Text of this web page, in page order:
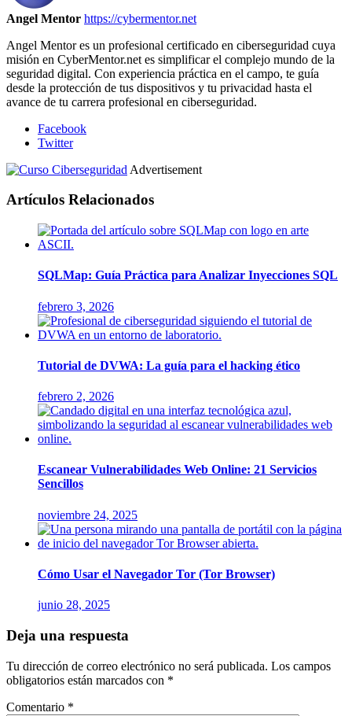
Angel Mentor https://cybermentor.net
Angel Mentor es un profesional certificado en ciberseguridad cuya
misión en CyberMentor.net es simplificar el complejo mundo de la
seguridad digital. Con experiencia práctica en el campo, te guía
desde la protección de tus dispositivos y tu privacidad hasta el
avance de tu carrera profesional en ciberseguridad.
Facebook
Twitter
Advertisement
Artículos Relacionados
SQLMap: Guía Práctica para Analizar Inyecciones SQL
febrero 3, 2026
Tutorial de DVWA: La guía para el hacking ético
febrero 2, 2026
Escanear Vulnerabilidades Web Online: 21 Servicios
Sencillos
noviembre 24, 2025
Cómo Usar el Navegador Tor (Tor Browser)
junio 28, 2025
Deja una respuesta
Tu dirección de correo electrónico no será publicada. Los campos
obligatorios están marcados con *
Comentario *